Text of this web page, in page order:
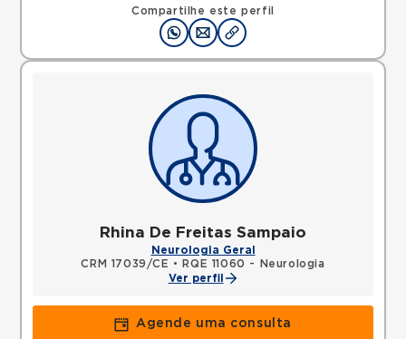
Compartilhe este perfil
Rhina De Freitas Sampaio
Neurologia Geral
CRM 17039/CE •
RQE 11060 - Neurologia
Ver perfil
Agende uma consulta